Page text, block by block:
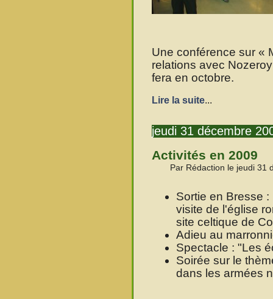
Une conférence sur «
relations avec
fera en octobre.
Lire la suite...
jeudi 31 décembre
Activités en 2009
Par Rédaction le jeudi 31
Sortie en Bresse
visite de l'église
site celtique de
Adieu au
Spectacle : "Les
Soirée sur le
dans les armées